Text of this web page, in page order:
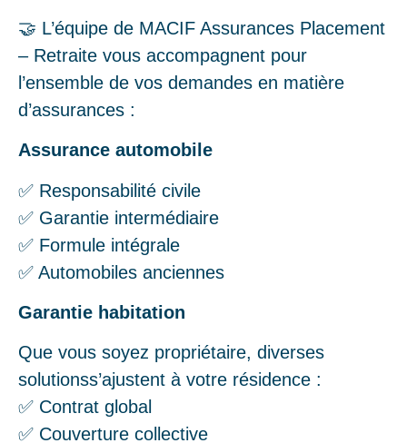
🤝 L’équipe de MACIF Assurances Placement
– Retraite vous accompagnent pour
l’ensemble de vos demandes en matière
d’assurances :
Assurance automobile
✅ Responsabilité civile
✅ Garantie intermédiaire
✅ Formule intégrale
✅ Automobiles anciennes
Garantie habitation
Que vous soyez propriétaire, diverses
solutionss’ajustent à votre résidence :
✅ Contrat global
✅ Couverture collective